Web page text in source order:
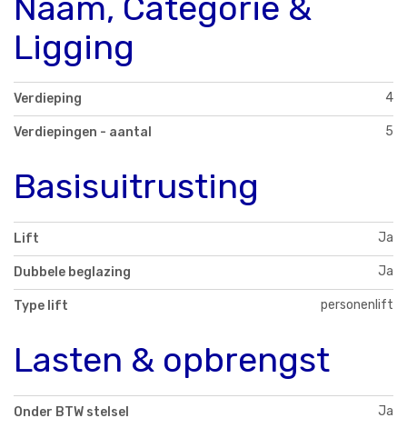
Ligging
Verdieping 4
Verdiepingen - aantal 5
Basisuitrusting
Lift Ja
Dubbele beglazing Ja
Type lift personenlift
Lasten & opbrengst
Onder BTW stelsel Ja